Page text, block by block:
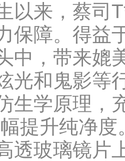
来，蔡司T*
保障。得益
中，带来媲
和鬼影等行
生学原理，
提升纯净
透玻璃镜片